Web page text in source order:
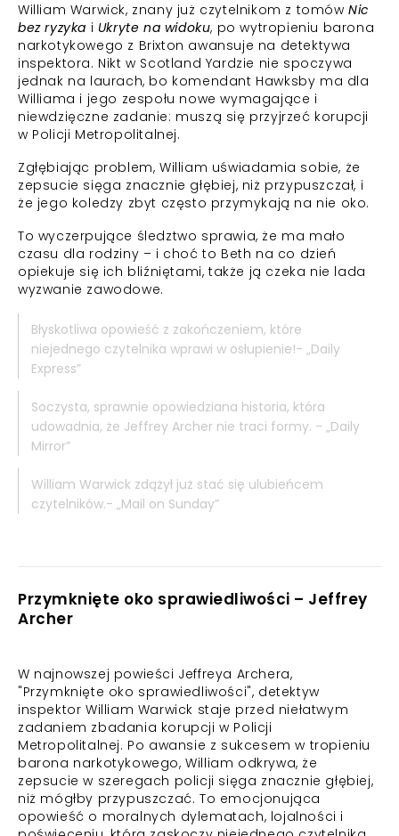
William Warwick, znany już czytelnikom z tomówNic
bez ryzyka i Ukryte na widoku, po wytropieniu barona
narkotykowego z Brixton awansuje na detektywa
inspektora. Nikt w Scotland Yardzie nie spoczywa
jednak na laurach, bo komendant Hawksby ma dla
Williama i jego zespołu nowe wymagające i
niewdzięczne zadanie: muszą się przyjrzeć korupcji
w Policji Metropolitalnej.
Zgłębiając problem, William uświadamia sobie, że
zepsucie sięga znacznie głębiej, niż przypuszczał, i
że jego koledzy zbyt często przymykają na nie oko.
To wyczerpujące śledztwo sprawia, że ma mało
czasu dla rodziny – i choć to Beth na co dzień
opiekuje się ich bliźniętami, także ją czeka nie lada
wyzwanie zawodowe.
Błyskotliwa opowieść z zakończeniem, które
niejednego czytelnika wprawi w osłupienie!- „Daily
Express”
Soczysta, sprawnie opowiedziana historia, która
udowadnia, że Jeffrey Archer nie traci formy. - „Daily
Mirror”
William Warwick zdążył już stać się ulubieńcem
czytelników.- „Mail on Sunday”
Przymknięte oko sprawiedliwości – Jeffrey
Archer
W najnowszej powieści Jeffreya Archera,
"Przymknięte oko sprawiedliwości", detektyw
inspektor William Warwick staje przed niełatwym
zadaniem zbadania korupcji w Policji
Metropolitalnej. Po awansie z sukcesem w tropieniu
barona narkotykowego, William odkrywa, że
zepsucie w szeregach policji sięga znacznie głębiej,
niż mógłby przypuszczać. To emocjonująca
opowieść o moralnych dylematach, lojalności i